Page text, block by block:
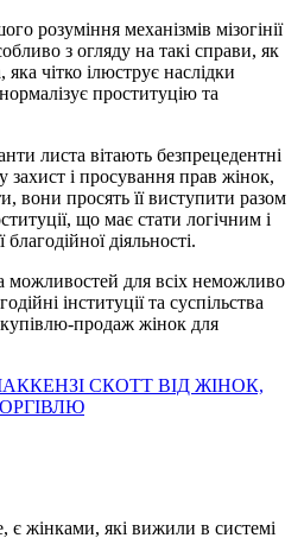
розуміння механізмів мізогінії
з огляду на такі справи, як
чітко ілюструє наслідки
проституцію та
листа вітають безпрецедентні
захист і просування прав жінок,
вони просять її виступити разом
що має стати логічним і
діяльності.
можливостей для всіх неможливо
інституції та суспільства
купівлю-продаж жінок для
СКОТТ ВІД ЖІНОК,
жінками, які вижили в системі